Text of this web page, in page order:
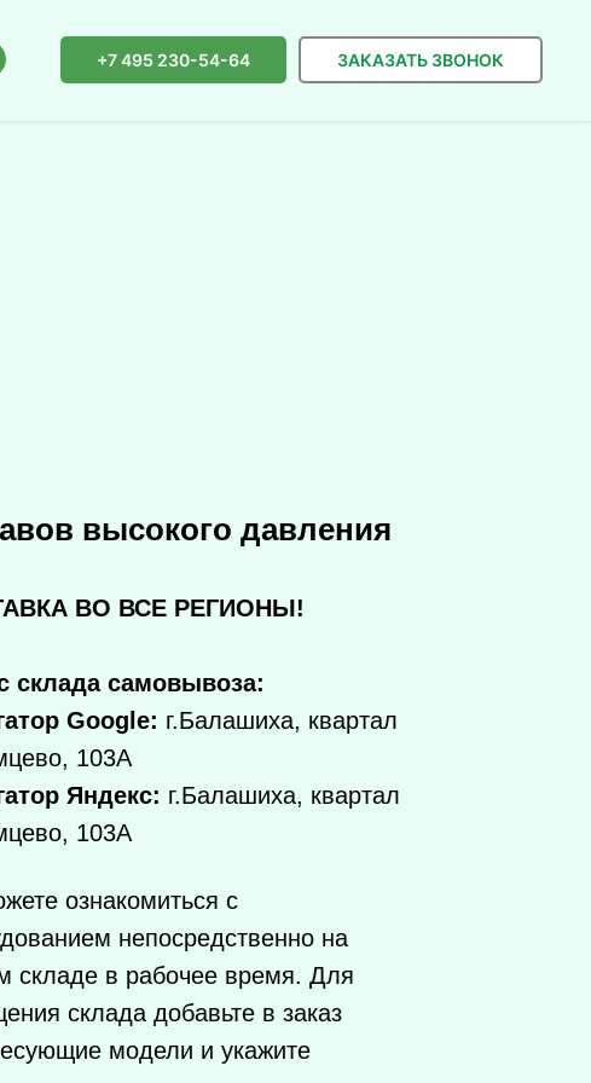
+7 495 230-54-64 ЗАКАЗАТЬ ЗВОНОК
высокого давления
ВО ВСЕ РЕГИОНЫ!
склада самовывоза:
Google: г.Балашиха, квартал
103А
Яндекс: г.Балашиха, квартал
103А
ознакомиться с
непосредственно на
складе в рабочее время. Для
склада добавьте в заказ
модели и укажите